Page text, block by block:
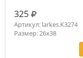
325 руб.
Артикул: larkes.К3274
Размер: 26х38